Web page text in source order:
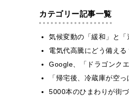
カテゴリー記事一覧
気候変動の「緩和」と
電気代高騰にどう備え
Google、「ドラゴンク
「帰宅後、冷蔵庫が空
5000本のひまわりが街